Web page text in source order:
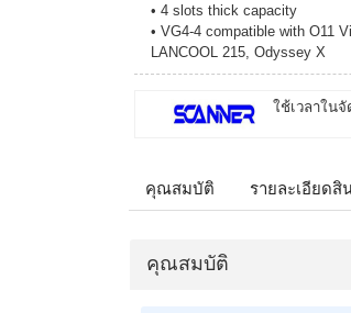
• 4 slots thick capacity
• VG4-4 compatible with O11
LANCOOL 215, Odyssey X
ใช้เวลาใน
คุณสมบัติ รายละเอียดสิ
คุณสมบัติ